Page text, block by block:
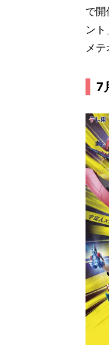
で開
ン
メテ
7